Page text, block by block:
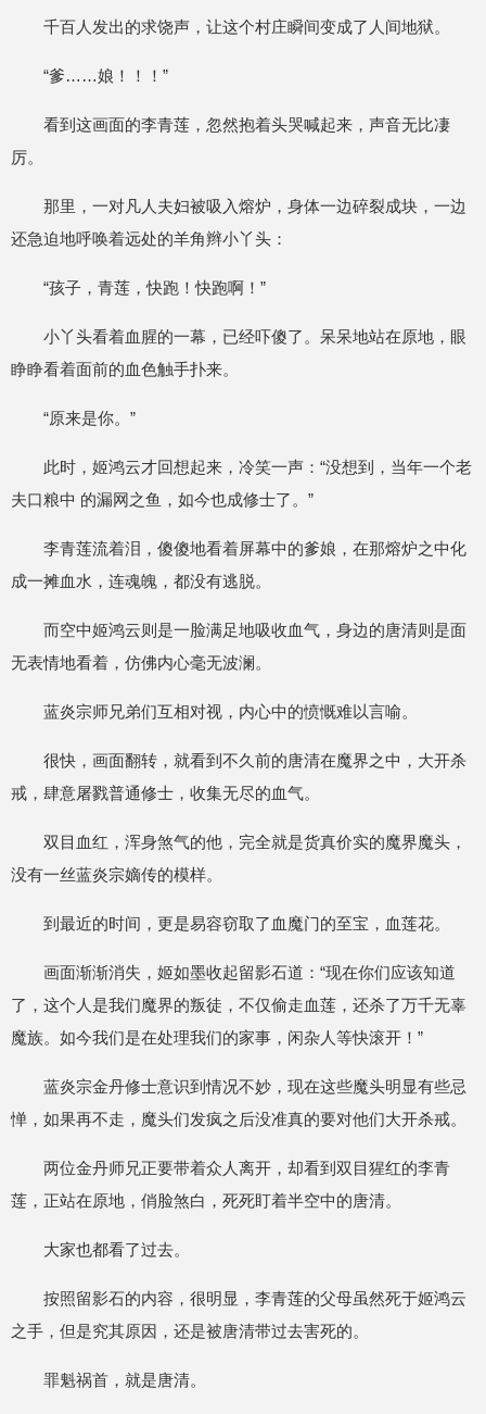
千百人发出的求饶声，让这个村庄瞬间变成了人间地狱。
“爹……娘！！！”
看到这画面的李青莲，忽然抱着头哭喊起来，声音无比凄
厉。
那里，一对凡人夫妇被吸入熔炉，身体一边碎裂成块，一边
还急迫地呼唤着远处的羊角辫小丫头：
“孩子，青莲，快跑！快跑啊！”
小丫头看着血腥的一幕，已经吓傻了。呆呆地站在原地，眼
睁睁看着面前的血色触手扑来。
“原来是你。”
此时，姬鸿云才回想起来，冷笑一声：“没想到，当年一个老
夫口粮中 的漏网之鱼，如今也成修士了。”
李青莲流着泪，傻傻地看着屏幕中的爹娘，在那熔炉之中化
成一摊血水，连魂魄，都没有逃脱。
而空中姬鸿云则是一脸满足地吸收血气，身边的唐清则是面
无表情地看着，仿佛内心毫无波澜。
蓝炎宗师兄弟们互相对视，内心中的愤慨难以言喻。
很快，画面翻转，就看到不久前的唐清在魔界之中，大开杀
戒，肆意屠戮普通修士，收集无尽的血气。
双目血红，浑身煞气的他，完全就是货真价实的魔界魔头，
没有一丝蓝炎宗嫡传的模样。
到最近的时间，更是易容窃取了血魔门的至宝，血莲花。
画面渐渐消失，姬如墨收起留影石道：“现在你们应该知道
了，这个人是我们魔界的叛徒，不仅偷走血莲，还杀了万千无辜
魔族。如今我们是在处理我们的家事，闲杂人等快滚开！”
蓝炎宗金丹修士意识到情况不妙，现在这些魔头明显有些忌
惮，如果再不走，魔头们发疯之后没准真的要对他们大开杀戒。
两位金丹师兄正要带着众人离开，却看到双目猩红的李青
莲，正站在原地，俏脸煞白，死死盯着半空中的唐清。
大家也都看了过去。
按照留影石的内容，很明显，李青莲的父母虽然死于姬鸿云
之手，但是究其原因，还是被唐清带过去害死的。
罪魁祸首，就是唐清。